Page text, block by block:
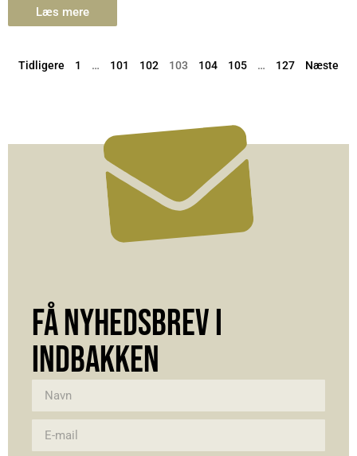
Læs mere
Tidligere 1 … 101 102 103 104 105 … 127 Næste
FÅ NYHEDSBREV I
INDBAKKEN